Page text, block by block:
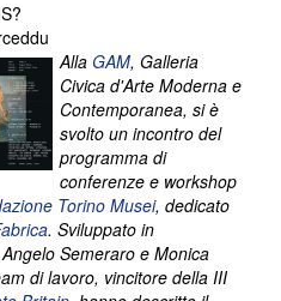
Alla GAM, Galleria
Civica d'Arte Moderna e
Contemporanea, si è
svolto un incontro del
programma di
conferenze e workshop
Torino Musei, dedicato
. Sviluppato in
Angelo Semeraro e Monica
di lavoro, vincitore della III